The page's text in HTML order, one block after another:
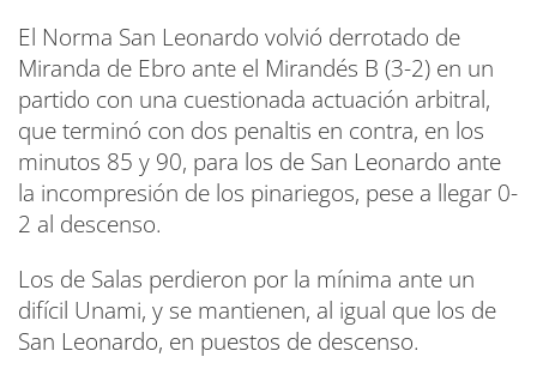
El Norma San Leonardo volvió derrotado de
Miranda de Ebro ante el Mirandés B (3-2) en un
partido con una cuestionada actuación arbitral,
que terminó con dos penaltis en contra, en los
minutos 85 y 90, para los de San Leonardo ante
la incompresión de los pinariegos, pese a llegar 0-
2 al descenso.
Los de Salas perdieron por la mínima ante un
difícil Unami, y se mantienen, al igual que los de
San Leonardo, en puestos de descenso.